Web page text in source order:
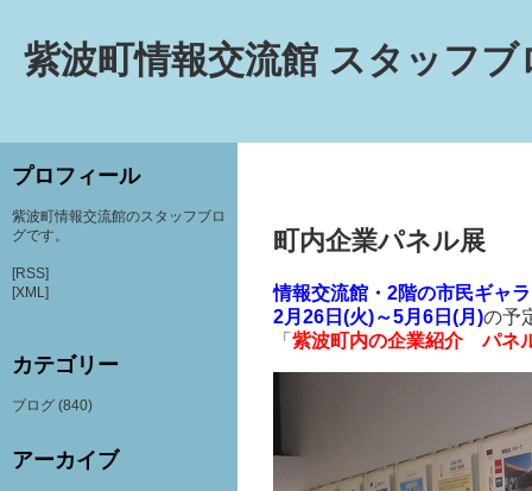
紫波町情報交流館 スタッフブ
町内企業パネル展
情報交流館・2階の市民ギャ
2月26日(火)～5月6日(月)の予
「 紫波町内の企業紹介 パネ
プロフィール
紫波町情報交流館のスタッフブロ
グです。
[RSS]
[XML]
カテゴリー
ブログ (840)
アーカイブ